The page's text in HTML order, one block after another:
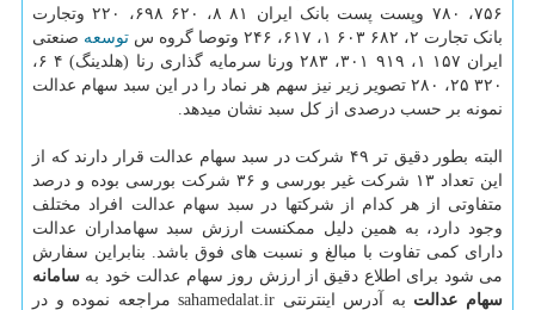
۷۵۶، ۷۸۰ وپست پست بانک ایران ۸۱ ۸، ۶۲۰ ۶۹۸، ۲۲۰ وتجارت
بانک تجارت ۲، ۶۸۲ ۶۰۳ ۱، ۶۱۷، ۲۴۶ وتوصا گروه س
توسعه صنعتی
ایران ۱۵۷ ۱، ۹۱۹ ۳۰۱، ۲۸۳ ورنا سرمایه گذاری رنا (هلدینگ) ۴ ۶،
۳۲۰ ۲۵، ۲۸۰ تصویر زیر نیز سهم هر نماد را در این سبد سهام عدالت
نمونه بر حسب درصدی از کل سبد نشان میدهد.
البته بطور دقیق تر ۴۹ شرکت در سبد سهام عدالت قرار دارند که از
این تعداد ۱۳ شرکت غیر بورسی و ۳۶ شرکت بورسی بوده و درصد
متفاوتی از هر کدام از شرکتها در سبد سهام عدالت افراد مختلف
وجود دارد، به همین دلیل ممکنست ارزش سبد سهامداران عدالت
دارای کمی تفاوت با مبالغ و نسبت های فوق باشد. بنابراین سفارش
می شود برای اطلاع دقیق از ارزش روز سهام عدالت خود به سامانه
سهام عدالت
به آدرس اینترنتی sahamedalat.ir مراجعه نموده و در